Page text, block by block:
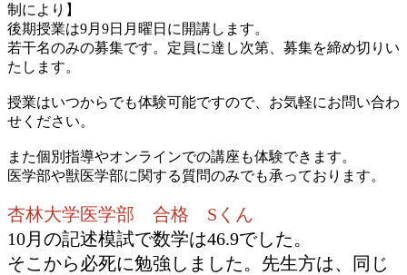
制により】
後期授業は9月9日月曜日に開講します。
若干名のみの募集です。定員に達し次第、募集を締め切りい
たします。
授業はいつからでも体験可能ですので、お気軽にお問い合わ
せください。
また個別指導やオンラインでの講座も体験できます。
医学部や獣医学部に関する質問のみでも承っております。
杏林大学医学部 合格 Sくん
10月の記述模試で数学は46.9でした。
そこから必死に勉強しました。先生方は、同じ